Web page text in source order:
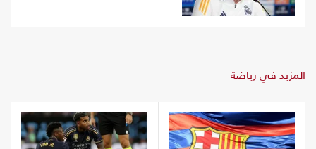
المزيد في رياضة